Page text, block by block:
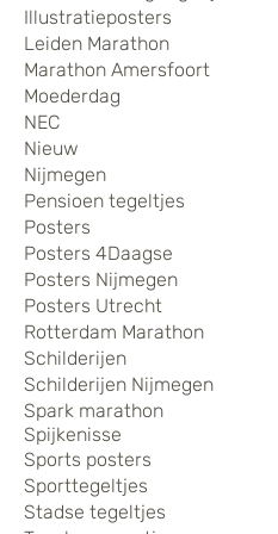
Illustratieposters
Leiden Marathon
Marathon Amersfoort
Moederdag
NEC
Nieuw
Nijmegen
Pensioen tegeltjes
Posters
Posters 4Daagse
Posters Nijmegen
Posters Utrecht
Rotterdam Marathon
Schilderijen
Schilderijen Nijmegen
Spark marathon
Spijkenisse
Sports posters
Sporttegeltjes
Stadse tegeltjes